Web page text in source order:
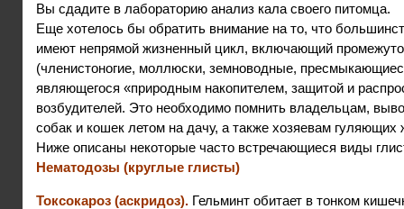
Вы сдадите в лабораторию анализ кала своего питомца.
Еще хотелось бы обратить внимание на то, что
имеют непрямой жизненный цикл, включающий
(членистоногие, моллюски, земноводные,
являющегося «природным накопителем, защитой и
возбудителей. Это необходимо помнить владельцам,
собак и кошек летом на дачу, а также хозяевам гуляющих
Ниже описаны некоторые часто встречающиеся виды
Нематодозы (круглые глисты)
Токсокароз (аскридоз). Гельминт обитает в тонком